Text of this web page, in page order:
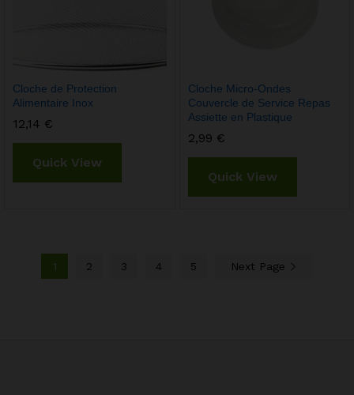
Cloche de Protection
Alimentaire Inox
12,14 €
Quick View
Cloche Micro-Ondes
Couvercle de Service Repas
Assiette en Plastique
2,99 €
Quick View
1 2 3 4 5 Next Page